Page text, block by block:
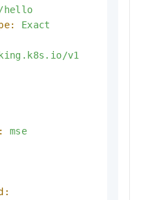
/hello
Exact
v1
mse